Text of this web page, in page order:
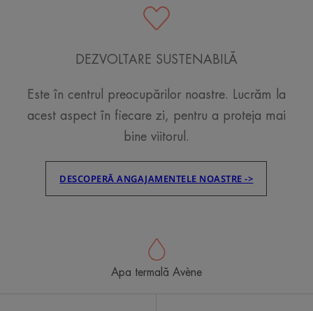
DEZVOLTARE SUSTENABILĂ
Este în centrul preocupărilor noastre. Lucrăm la
acest aspect în fiecare zi, pentru a proteja mai
bine viitorul.
DESCOPERĂ ANGAJAMENTELE NOASTRE ->
Apa termală Avène